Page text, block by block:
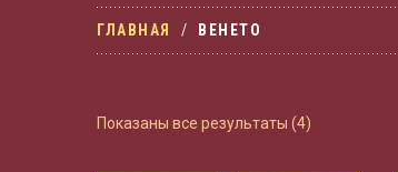
ГЛАВНАЯ ВЕНЕТО
Показаны все результаты (4)